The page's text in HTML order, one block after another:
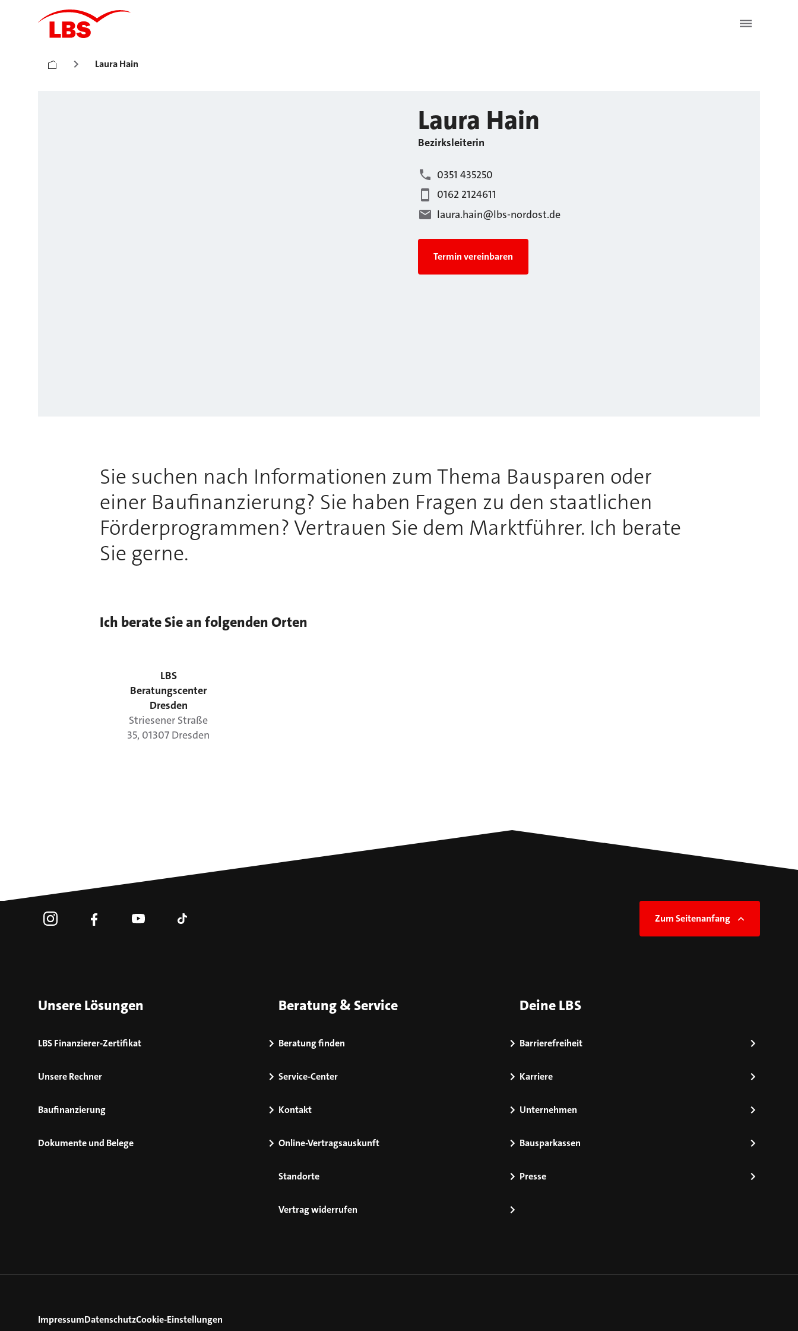
Laura Hain
Laura Hain
Bezirksleiterin
0351 435250
0162 2124611
laura.hain@lbs-nordost.de
Termin vereinbaren
Sie suchen nach Informationen zum Thema Bausparen oder
einer Baufinanzierung? Sie haben Fragen zu den staatlichen
Förderprogrammen? Vertrauen Sie dem Marktführer. Ich berate
Sie gerne.
Ich berate Sie an folgenden Orten
LBS
Beratungscenter
Dresden
Striesener Straße
35, 01307 Dresden
Zum Seitenanfang
Unsere Lösungen
LBS Finanzierer-Zertifikat
Unsere Rechner
Baufinanzierung
Dokumente und Belege
Beratung & Service
Beratung finden
Service-Center
Kontakt
Online-Vertragsauskunft
Standorte
Vertrag widerrufen
Deine LBS
Barrierefreiheit
Karriere
Unternehmen
Bausparkassen
Presse
ImpressumDatenschutzCookie-Einstellungen